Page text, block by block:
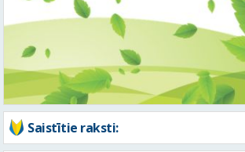
Saistītie raksti: